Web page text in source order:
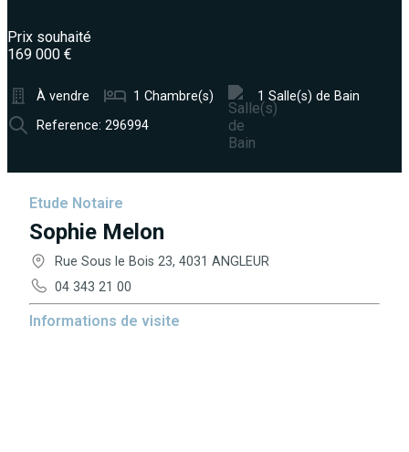
Prix souhaité
169 000 €
À vendre 1 Chambre(s)
1 Salle(s) de Bain
Reference: 296994
Etude Notaire
Sophie Melon
Rue Sous le Bois 23, 4031 ANGLEUR
04 343 21 00
Informations de visite